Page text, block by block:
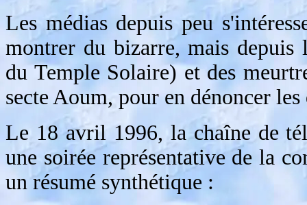
Les médias depuis peu
montrer du bizarre, mais
du Temple Solaire) et des
secte Aoum, pour en dénoncer les
Le 18 avril 1996, la chaîne de
une soirée représentative de la
un résumé synthétique :